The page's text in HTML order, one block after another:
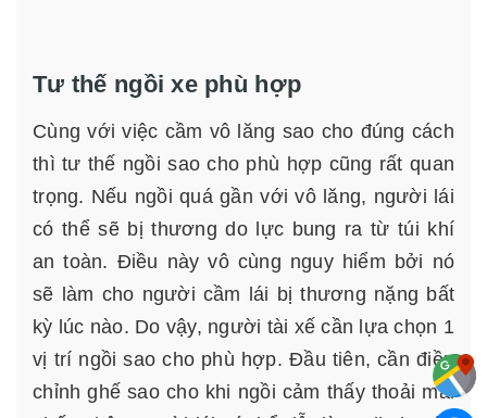
Tư thế ngồi xe phù hợp
Cùng với việc cầm vô lăng sao cho đúng cách
thì tư thế ngồi sao cho phù hợp cũng rất quan
trọng. Nếu ngồi quá gần với vô lăng, người lái
có thể sẽ bị thương do lực bung ra từ túi khí
an toàn. Điều này vô cùng nguy hiểm bởi nó
sẽ làm cho người cầm lái bị thương nặng bất
kỳ lúc nào. Do vậy, người tài xế cần lựa chọn 1
vị trí ngồi sao cho phù hợp. Đầu tiên, cần điều
chỉnh ghế sao cho khi ngồi cảm thấy thoải mái